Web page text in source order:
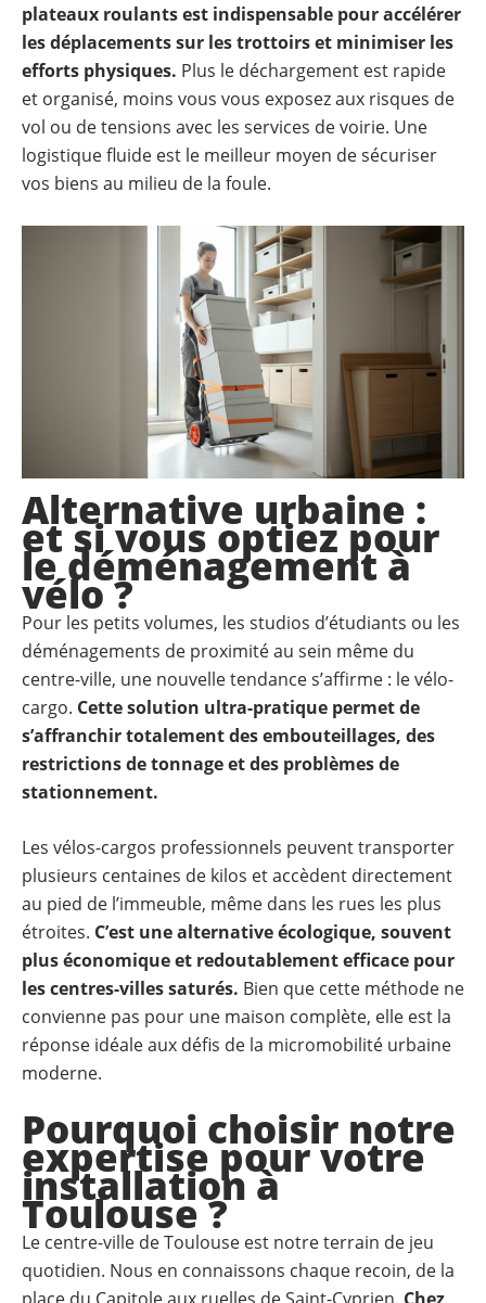
plateaux roulants est indispensable pour accélérer
les déplacements sur les trottoirs et minimiser les
efforts physiques. Plus le déchargement est rapide
et organisé, moins vous vous exposez aux risques de
vol ou de tensions avec les services de voirie. Une
logistique fluide est le meilleur moyen de sécuriser
vos biens au milieu de la foule.
Alternative urbaine :
et si vous optiez pour
le déménagement à
vélo ?
Pour les petits volumes, les studios d’étudiants ou les
déménagements de proximité au sein même du
centre-ville, une nouvelle tendance s’affirme : le vélo-
cargo. Cette solution ultra-pratique permet de
s’affranchir totalement des embouteillages, des
restrictions de tonnage et des problèmes de
stationnement.
Les vélos-cargos professionnels peuvent transporter
plusieurs centaines de kilos et accèdent directement
au pied de l’immeuble, même dans les rues les plus
étroites. C’est une alternative écologique, souvent
plus économique et redoutablement efficace pour
les centres-villes saturés. Bien que cette méthode ne
convienne pas pour une maison complète, elle est la
réponse idéale aux défis de la micromobilité urbaine
moderne.
Pourquoi choisir notre
expertise pour votre
installation à
Toulouse ?
Le centre-ville de Toulouse est notre terrain de jeu
quotidien. Nous en connaissons chaque recoin, de la